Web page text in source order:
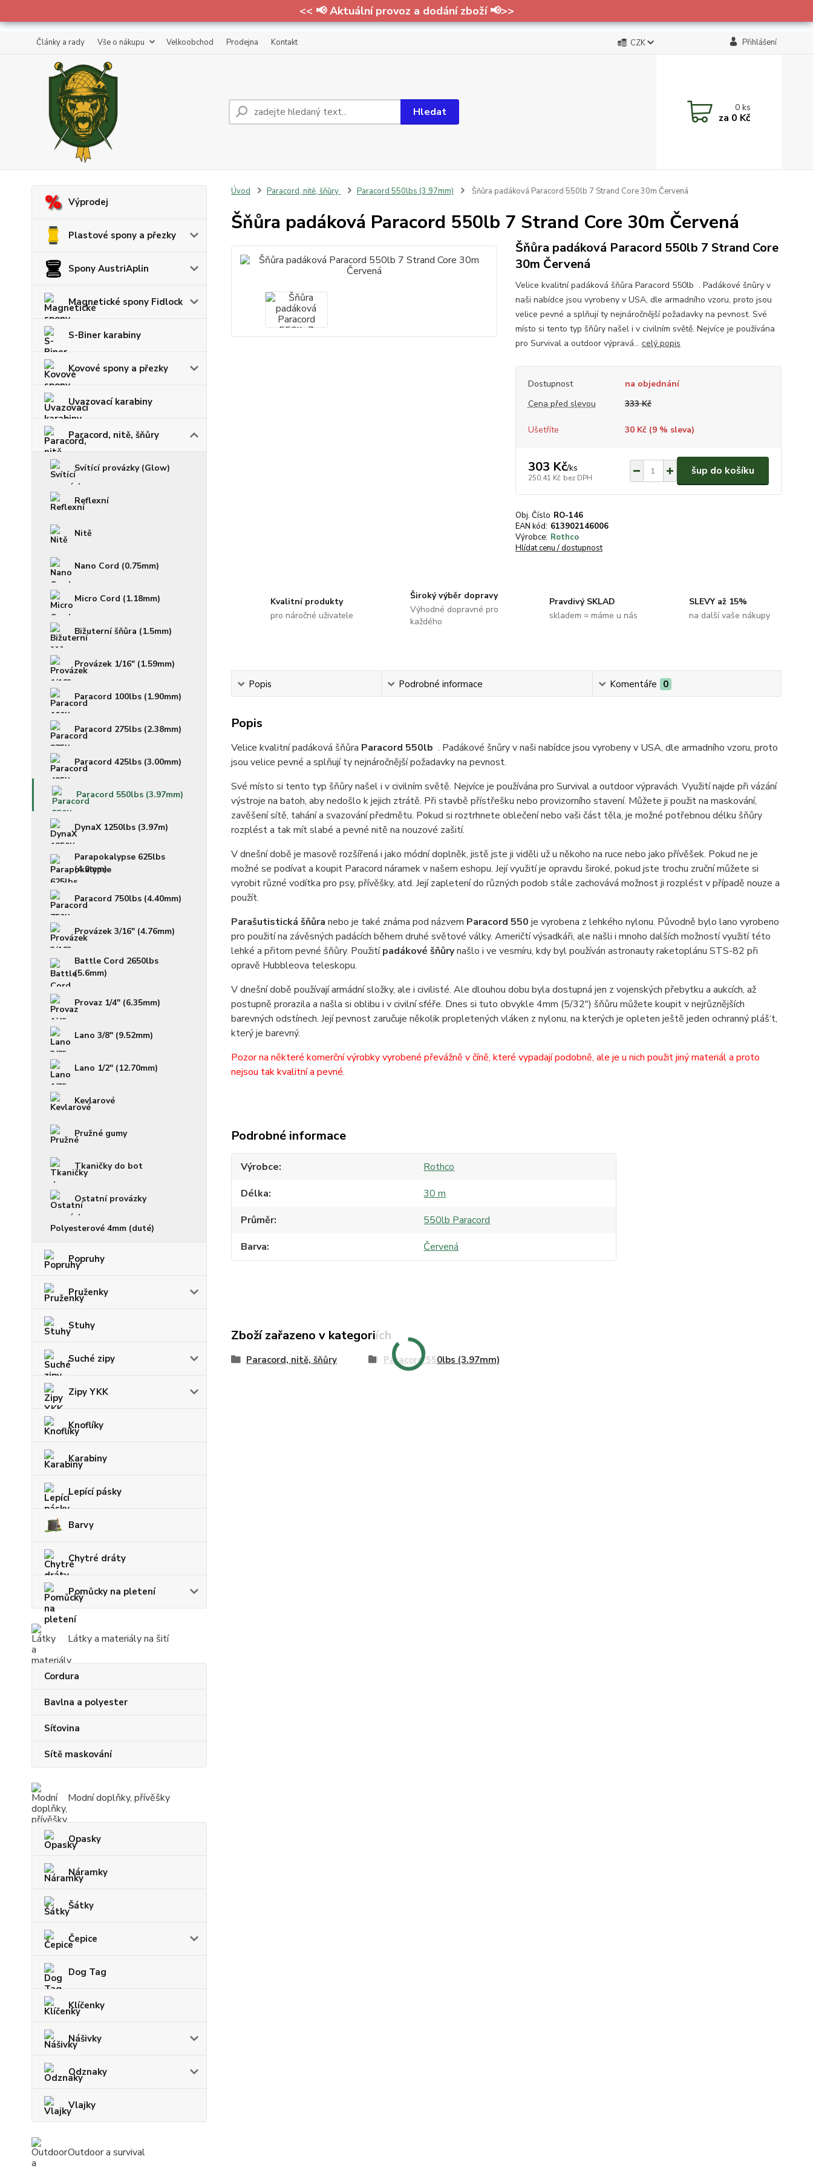
<< 📢 Aktuální provoz a dodání zboží 📢>>
Články a rady Vše o nákupu Velkoobchod Prodejna Kontakt CZK Přihlášení
Hledat 0ks
za 0 Kč
Výprodej
Plastové spony a přezky
Spony AustriAplin
Magnetické spony Fidlock
S-Biner karabiny
Kovové spony a přezky
Uvazovací karabiny
Paracord, nitě, šňůry
Svítící provázky (Glow)
Reflexní
Nitě
Nano Cord (0.75mm)
Micro Cord (1.18mm)
Bižuterní šňůra (1.5mm)
Provázek 1/16" (1.59mm)
Paracord 100lbs (1.90mm)
Paracord 275lbs (2.38mm)
Paracord 425lbs (3.00mm)
Paracord 550lbs (3.97mm)
DynaX 1250lbs (3.97m)
Parapokalypse 625lbs
(4.0mm)
Paracord 750lbs (4.40mm)
Provázek 3/16" (4.76mm)
Battle Cord 2650lbs
(5.6mm)
Provaz 1/4" (6.35mm)
Lano 3/8" (9.52mm)
Lano 1/2" (12.70mm)
Kevlarové
Pružné gumy
Tkaničky do bot
Ostatní provázky
Polyesterové 4mm (duté)
Popruhy
Pruženky
Stuhy
Suché zipy
Zipy YKK
Knoflíky
Karabiny
Lepící pásky
Barvy
Chytré dráty
Pomůcky na pletení
Látky a materiály na šití
Cordura
Bavlna a polyester
Síťovina
Sítě maskování
Modní doplňky, přívěšky
Opasky
Náramky
Šátky
Čepice
Dog Tag
Klíčenky
Nášivky
Odznaky
Vlajky
Outdoor a survival
Úvod Paracord, nitě, šňůry Paracord 550lbs (3.97mm) Šňůra padáková Paracord 550lb 7 Strand Core 30m Červená
Šňůra padáková Paracord 550lb 7 Strand Core 30m Červená
Šňůra padáková Paracord 550lb 7 Strand Core
30m Červená
Velice kvalitní padáková šňůra Paracord 550lb . Padákové šnůry v
naši nabídce jsou vyrobeny v USA, dle armadního vzoru, proto jsou
velice pevné a splňují ty nejnáročnější požadavky na pevnost. Své
místo si tento typ šňůry našel i v civilním světě. Nejvíce je používána
pro Survival a outdoor výpravá... celý popis
Dostupnost
na objednání
Cena před slevou
333 Kč
Ušetříte 30 Kč (9% sleva)
303 Kč/ks
250,41 Kč bez DPH
šup do košíku
Obj. Číslo RO-146
EAN kód: 613902146006
Výrobce: Rothco
Hlídat cenu / dostupnost
Kvalitní produkty
pro náročné uživatele
Široký výběr dopravy
Výhodné dopravné pro
každého
Pravdivý SKLAD
skladem = máme u nás
SLEVY až 15%
na další vaše nákupy
Popis Podrobné informace Komentáře 0
Popis
Velice kvalitní padáková šňůra Paracord 550lb . Padákové šnůry v naši nabídce jsou vyrobeny v USA, dle armadního vzoru, proto
jsou velice pevné a splňují ty nejnáročnější požadavky na pevnost.
Své místo si tento typ šňůry našel i v civilním světě. Nejvíce je používána pro Survival a outdoor výpravách. Využití najde při vázání
výstroje na batoh, aby nedošlo k jejich ztrátě. Při stavbě přístřešku nebo provizorního stavení. Můžete ji použit na maskování,
zavěšení sítě, tahání a svazování předmětu. Pokud si roztrhnete oblečení nebo vaši část těla, je možné potřebnou délku šňůry
rozplést a tak mít slabé a pevné nitě na nouzové zašití.
V dnešní době je masově rozšířená i jako módní doplněk, jistě jste ji viděli už u někoho na ruce nebo jako přívěšek. Pokud ne je
možné se podívat a koupit Paracord náramek v našem eshopu. Její využití je opravdu široké, pokud jste trochu zruční můžete si
vyrobit různé vodítka pro psy, přívěšky, atd. Její zapletení do různých podob stále zachovává možnost ji rozplést v případě nouze a
použít.
Parašutistická šňůra nebo je také známa pod názvem Paracord 550 je vyrobena z lehkého nylonu. Původně bylo lano vyrobeno
pro použití na závěsných padácích během druhé světové války. Američtí výsadkáři, ale našli i mnoho dalších možností využití této
lehké a přitom pevné šňůry. Použitípadákové šňůrynašlo i ve vesmíru, kdy byl používán astronauty raketoplánu STS-82 při
opravě Hubbleova teleskopu.
V dnešní době používají armádní složky, ale i civilisté. Ale dlouhou dobu byla dostupná jen z vojenských přebytku a aukcích, až
postupně prorazila a našla si oblibu i v civilní sféře. Dnes si tuto obvykle 4mm (5/32") šňůru můžete koupit v nejrůznějších
barevných odstínech. Její pevnost zaručuje několik propletených vláken z nylonu, na kterých je opleten ještě jeden ochranný pláš‘t,
který je barevný.
Pozor na některé komerční výrobky vyrobené převážně v číně, které vypadají podobně, ale je u nich použit jiný materiál a proto
nejsou tak kvalitní a pevné.
Podrobné informace
Výrobce
Rothco
Délka
30 m
Průměr
550lb Paracord
Barva
Červená
Zboží zařazeno v kategoriích
Paracord, nitě, šňůry Paracord 550lbs (3.97mm)